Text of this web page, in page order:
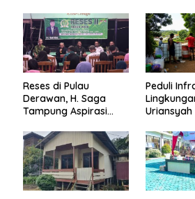
Pemecah Persatuan
Berau
Reses di Pulau
Derawan, H. Saga
Tampung Aspirasi
Masyarakat Bijak
Sikapi Efisiensi
Anggaran
Peduli
Uriansyah
Jalan di